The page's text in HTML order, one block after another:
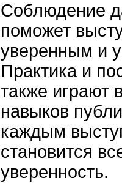
Соблюдение
поможет
уверенным и
Практика и
также играют
навыков
каждым
становится
уверенность.